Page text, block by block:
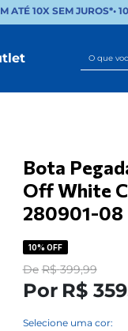
10X SEM JUROS*•
O que
Bota
Off White
280901-08
10% OFF
De R$ 399,99
Por R$ 359
Selecione uma cor: